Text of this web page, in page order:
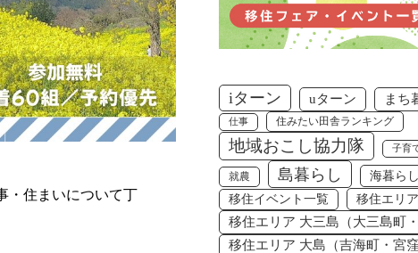
・住まいについて丁
iターン uターン まち
仕事 住みたい田舎ランキング
地域おこし協力隊 子育
就農 島暮らし 海暮らし
移住イベント一覧 移住エリ
移住エリア 大三島（大三島町・
移住エリア 大島（吉海町・宮窪